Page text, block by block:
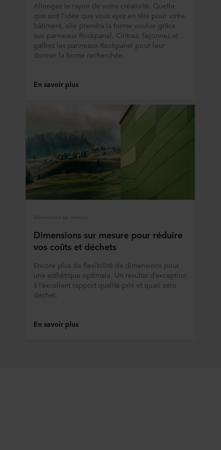
Allongez le rayon de votre créativité. Quelle
que soit l’idée que vous ayez en tête pour votre
bâtiment, elle prendra la forme voulue grâce
aux panneaux Rockpanel. Cintrez, façonnez et
galbez les panneaux Rockpanel pour leur
donner la forme recherchée.
En savoir plus
Dimensions sur mesure
Dimensions sur mesure pour réduire
vos coûts et déchets
Encore plus de flexibilité de dimensions pour
une esthétique optimale. Un résultat d’exception
à l’excellent rapport qualité-prix et quasi zéro
déchet.
En savoir plus